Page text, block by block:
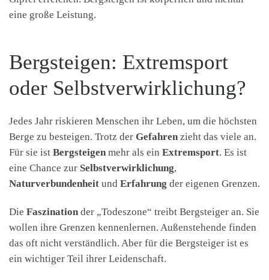
eine große Leistung.
Bergsteigen: Extremsport
oder Selbstverwirklichung?
Jedes Jahr riskieren Menschen ihr Leben, um die höchsten
Berge zu besteigen. Trotz der Gefahren zieht das viele an.
Für sie ist Bergsteigen mehr als ein Extremsport. Es ist
eine Chance zur Selbstverwirklichung,
Naturverbundenheit und Erfahrung der eigenen Grenzen.
Die Faszination der „Todeszone“ treibt Bergsteiger an. Sie
wollen ihre Grenzen kennenlernen. Außenstehende finden
das oft nicht verständlich. Aber für die Bergsteiger ist es
ein wichtiger Teil ihrer Leidenschaft.